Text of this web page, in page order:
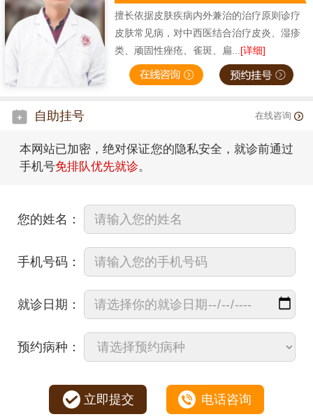
擅长依据皮肤疾病内外兼治的治疗原则诊疗
皮肤常见病，对中西医结合治疗皮炎、湿疹
类、顽固性痤疮、雀斑、扁...[详细]
自助挂号 在线咨询
本网站已加密，绝对保证您的隐私安全，就诊前通过
手机号免排队优先就诊。
您的姓名：
手机号码：
就诊日期：
预约病种：
立即提交 电话咨询